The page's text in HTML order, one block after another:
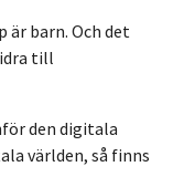
barn. Och det
till
den digitala
världen, så finns